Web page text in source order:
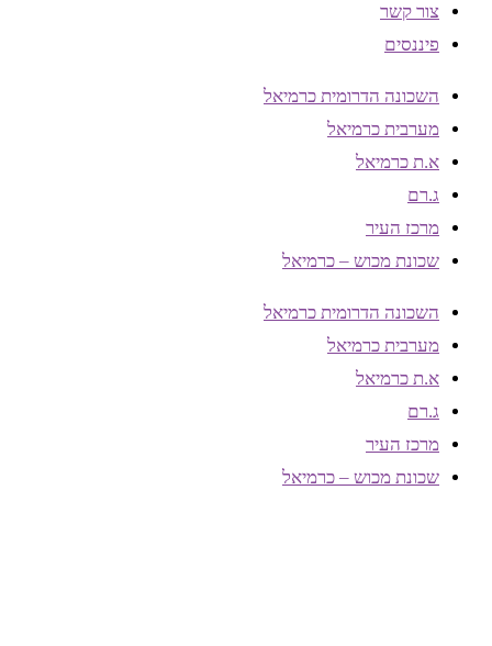
צור קשר
פיננסים
השכונה הדרומית כרמיאל
מערבית כרמיאל
א.ת כרמיאל
ג.רם
מרכז העיר
שכונת מכוש – כרמיאל
השכונה הדרומית כרמיאל
מערבית כרמיאל
א.ת כרמיאל
ג.רם
מרכז העיר
שכונת מכוש – כרמיאל